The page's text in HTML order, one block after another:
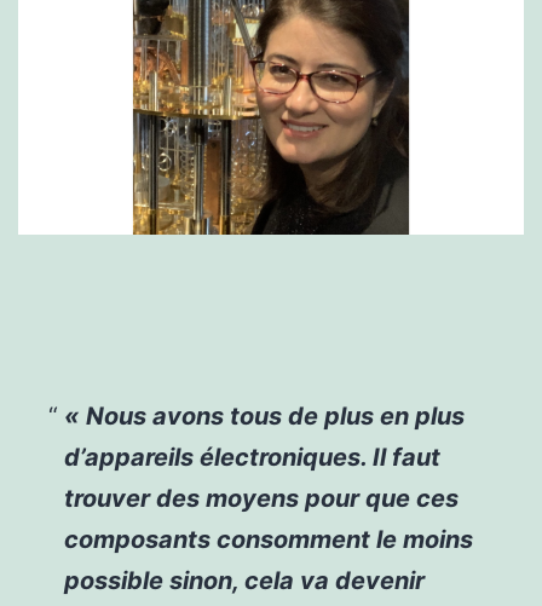
« Nous avons tous de plus en plus
d’appareils électroniques. Il faut
trouver des moyens pour que ces
composants consomment le moins
possible sinon, cela va devenir